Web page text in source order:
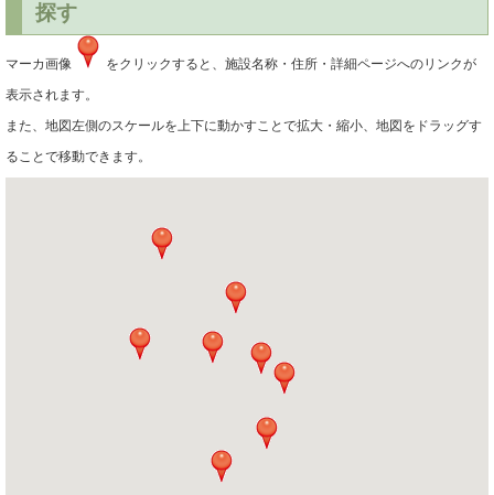
探す
マーカ画像
をクリックすると、施設名称・住所・詳細ページへのリンクが
表示されます。
また、地図左側のスケールを上下に動かすことで拡大・縮小、地図をドラッグす
ることで移動できます。